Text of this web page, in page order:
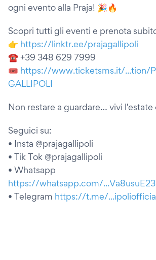
ogni evento alla Praja! 🎉🔥
Scopri tutti gli eventi e prenota
👉 https://linktr.ee/prajagallipoli
☎ +39 348 629 7999
🎟 https://www.ticketsms.it/...tion/
GALLIPOLI
Non restare a guardare… vivi l'estate
Seguici su:
• Insta @prajagallipoli
• Tik Tok @prajagallipoli
• Whatsapp
https://whatsapp.com/
• Telegram https://t.me/